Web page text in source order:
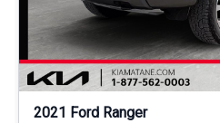
2021 Ford Ranger